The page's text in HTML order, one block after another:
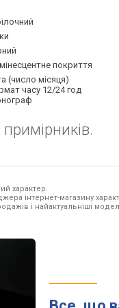
покриття
(число місяця)
часу 12/24 год
характер.
інтернет-магазину
і найактуальніші